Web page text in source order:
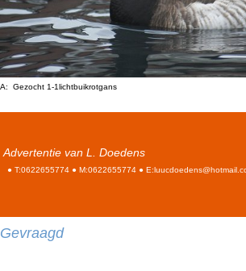
A: Gezocht 1-1lichtbuikrotgans
Advertentie van L. Doedens
● T:0622655774 ● M:0622655774 ●
Gevraagd